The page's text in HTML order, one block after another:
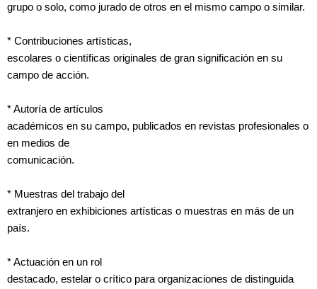
grupo o solo, como jurado de otros en el mismo campo o similar.
* Contribuciones artísticas,
escolares o científicas originales de gran significación en su
campo de acción.
* Autoría de artículos
académicos en su campo, publicados en revistas profesionales o
en medios de
comunicación.
* Muestras del trabajo del
extranjero en exhibiciones artísticas o muestras en más de un
país.
* Actuación en un rol
destacado, estelar o crítico para organizaciones de distinguida